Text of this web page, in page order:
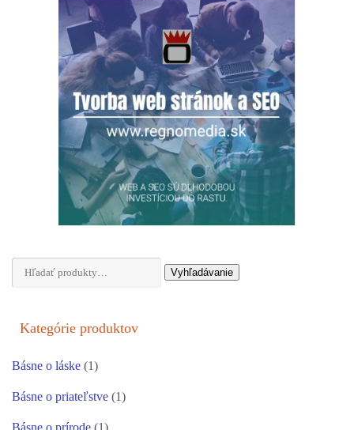
Hľadať: Vyhľadávanie
Kategórie produktov
Básne o láske (1)
Básne o priateľstve (1)